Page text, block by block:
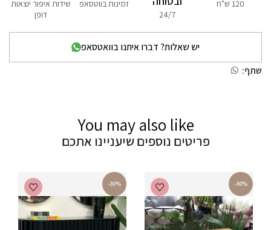
120 ש"ח
24/7
זמינות בווטסאפ
שידות איפור יוצאות
דופן
יש שאלות? דברו איתנו בוואטסאפ
שתף:
You may also like
פריטים נוספים שיעניינו אתכם
-30%
-30%